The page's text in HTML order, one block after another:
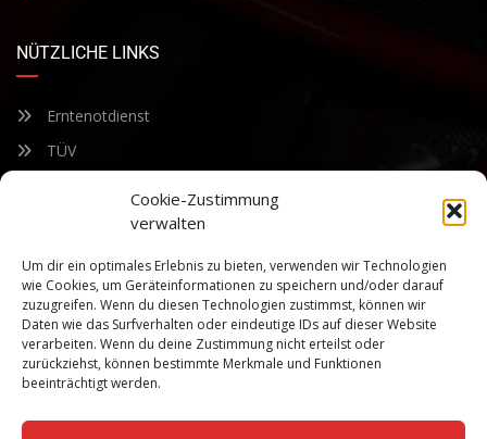
Cookie-Zustimmung
verwalten
Um dir ein optimales Erlebnis zu bieten, verwenden wir Technologien
wie Cookies, um Geräteinformationen zu speichern und/oder darauf
zuzugreifen. Wenn du diesen Technologien zustimmst, können wir
Daten wie das Surfverhalten oder eindeutige IDs auf dieser Website
verarbeiten. Wenn du deine Zustimmung nicht erteilst oder
zurückziehst, können bestimmte Merkmale und Funktionen
beeinträchtigt werden.
NÜTZLICHE LINKS
Erntenotdienst
TÜV
Bleiben Sie auf dem Laufenden über unsere sich ständig
weiterentwickelnden Produkteigenschaften und Technologien.
Geben Sie Ihre E-Mail-Adresse ein und abonnieren Sie unseren
Newsletter.